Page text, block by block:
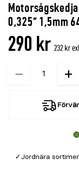
0,325" 1,5mm
290 kr 232 kr
−
Kvantitet +
Jordnära